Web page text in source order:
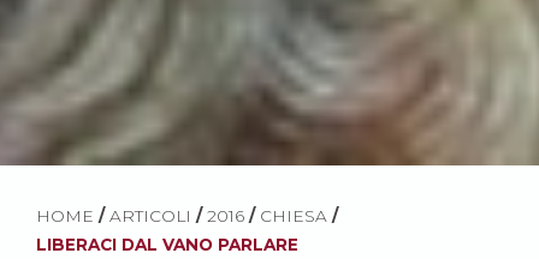
HOME / ARTICOLI / 2016 / CHIESA /
LIBERACI DAL VANO PARLARE